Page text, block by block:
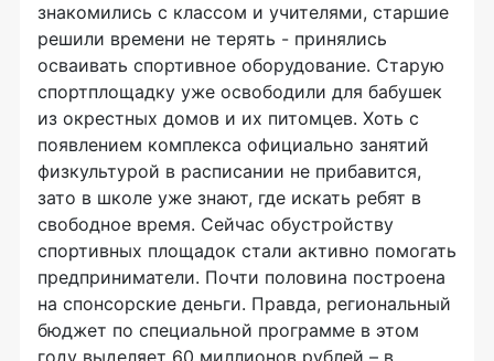
знакомились с классом и учителями, старшие
решили времени не терять - принялись
осваивать спортивное оборудование. Старую
спортплощадку уже освободили для бабушек
из окрестных домов и их питомцев. Хоть с
появлением комплекса официально занятий
физкультурой в расписании не прибавится,
зато в школе уже знают, где искать ребят в
свободное время. Сейчас обустройству
спортивных площадок стали активно помогать
предприниматели. Почти половина построена
на спонсорские деньги. Правда, региональный
бюджет по специальной программе в этом
году выделяет 60 миллионов рублей – в